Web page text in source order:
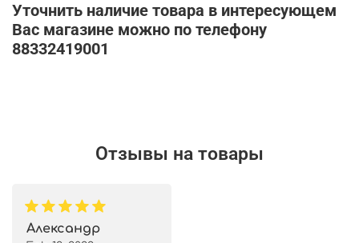
Уточнить наличие товара в интересующем
Вас магазине можно по телефону
88332419001
Отзывы на товары
Александр